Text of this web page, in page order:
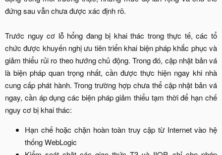
đứng sau vẫn chưa được xác định rõ.
Trước nguy cơ lỗ hổng đang bị khai thác trong thực tế, các tổ
chức được khuyến nghị ưu tiên triển khai biện pháp khắc phục và
giảm thiểu rủi ro theo hướng chủ động. Trong đó, cập nhật bản vá
là biện pháp quan trọng nhất, cần được thực hiện ngay khi nhà
cung cấp phát hành. Trong trường hợp chưa thể cập nhật bản vá
ngay, cần áp dụng các biện pháp giảm thiểu tạm thời để hạn chế
nguy cơ bị khai thác:
Hạn chế hoặc chặn hoàn toàn truy cập từ Internet vào hệ
thống WebLogic